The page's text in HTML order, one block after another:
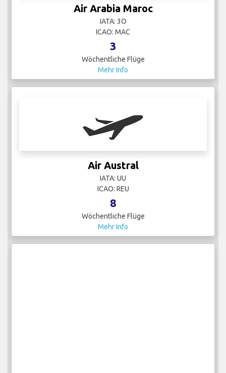
Air Arabia Maroc
IATA: 3O
ICAO: MAC
3
Wöchentliche Flüge
Mehr Info
Air Austral
IATA: UU
ICAO: REU
8
Wöchentliche Flüge
Mehr Info